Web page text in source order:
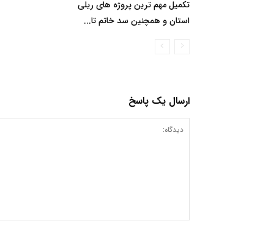
تکمیل مهم ترین پروژه های ریلی
استان و همچنین سد خاتم تا...
ارسال یک پاسخ